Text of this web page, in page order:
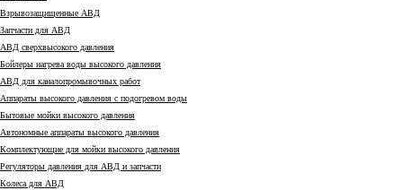
Взрывозащищенные АВД
Запчасти для АВД
АВД сверхвысокого давления
Бойлеры нагрева воды высокого давления
АВД для каналопромывочных работ
Аппараты высокого давления с подогревом воды
Бытовые мойки высокого давления
Автономные аппараты высокого давления
Комплектующие для мойки высокого давления
Регуляторы давления для АВД и запчасти
Колеса для АВД